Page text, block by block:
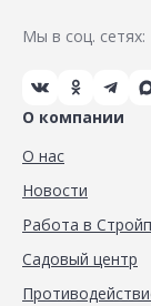
Мы в соц. сетях:
О компании
О нас
Новости
Работа в
Садовый центр